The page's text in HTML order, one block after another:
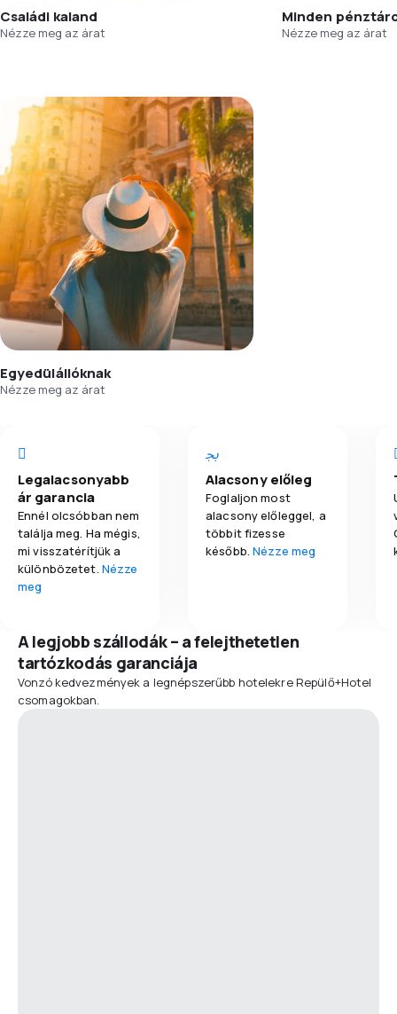
Családi kaland
Nézze meg az árat
Minden
Nézze meg az árat
Egyedülállóknak
Nézze meg az árat
Legalacsonyabb
ár garancia
Ennél olcsóbban nem
találja meg. Ha mégis,
mi visszatérítjük a
különbözetet. Nézze
meg
Alacsony előleg
Foglaljon most
alacsony előleggel, a
többit fizesse
később.Nézze meg
A legjobb szállodák – a felejthetetlen
tartózkodás garanciája
Vonzó kedvezmények a legnépszerűbb hotelekre Repülő+Hotel
csomagokban.